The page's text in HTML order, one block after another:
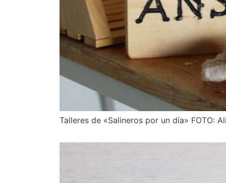
Talleres de «Salineros por un día» FOTO: